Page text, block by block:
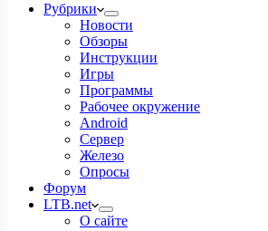
Рубрики
Новости
Обзоры
Инструкции
Игры
Программы
Рабочее окружение
Android
Сервер
Железо
Опросы
Форум
LTB.net
О сайте